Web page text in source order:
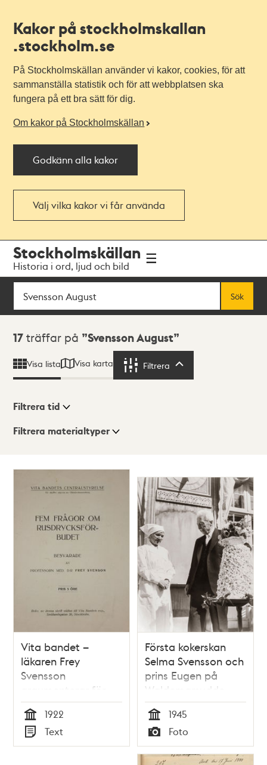
Kakor på stockholmskallan
.stockholm.se
På Stockholmskällan använder vi kakor, cookies, för att
sammanställa statistik och för att webbplatsen ska
fungera på ett bra sätt för dig.
Om kakor på Stockholmskällan
Godkänn alla kakor
Välj vilka kakor vi får använda
navigationen
huvudinnehållet
Stockholmskällan
Historia i ord, ljud och bild
Sök
Sök
Sökresultat
17 träffar på Svensson August
Visa lista Visa karta Filtrera
Visningsläge
Filtrera tid
Filtrera materialtyper
Vita bandet –
läkaren Frey
Svensson
argumenterar för
alkoholförbud1922
Tid
1922
Typ
Text
Första kokerskan
Selma Svensson och
prins Eugen på
Waldemarsudde
Tid
1945
Typ
Foto